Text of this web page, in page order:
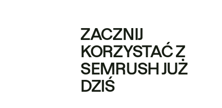
ZACZNIJ
KORZYSTAĆ Z
SEMRUSH JUŻ
DZIŚ